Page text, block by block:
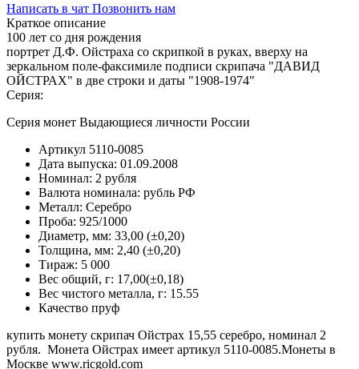
Написать в чат Позвонить нам
Краткое описание
100 лет со дня рождения
портрет Д.Ф. Ойстраха со скрипкой в руках, вверху на
зеркальном поле-факсимиле подписи скрипача "ДАВИД
ОЙСТРАХ" в две строки и даты "1908-1974"
Серия:
Серия монет Выдающиеся личности России
Артикул 5110-0085
Дата выпуска: 01.09.2008
Номинал: 2 рубля
Валюта номинала: рубль РФ
Металл: Серебро
Проба: 925/1000
Диаметр, мм: 33,00 (±0,20)
Толщина, мм: 2,40 (±0,20)
Тираж: 5 000
Вес общий, г: 17,00(±0,18)
Вес чистого металла, г: 15.55
Качество пруф
купить монету скрипач Ойстрах 15,55 серебро, номинал 2
рубля. Монета Ойстрах имеет артикул 5110-0085.Монеты в
Москве www.ricgold.com